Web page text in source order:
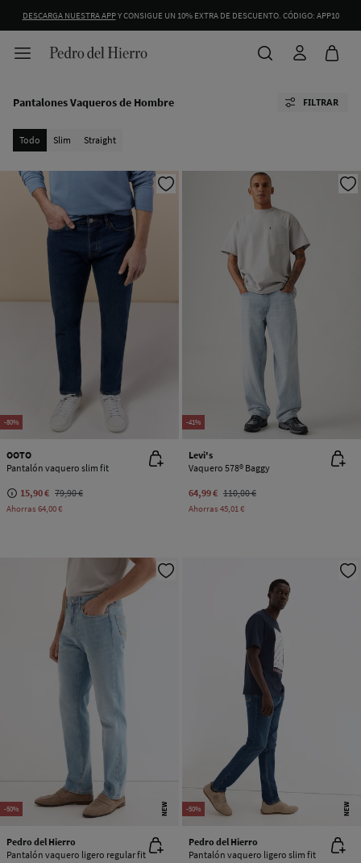
DESCARGA NUESTRA APPY CONSIGUE UN 10% EXTRA DE DESCUENTO. CÓDIGO: APP10
Pantalones Vaqueros de Hombre FILTRAR
Todo Slim Straight
-80%
OOTO
Pantalón vaquero slim fit
15,90 € 79,90 €
Ahorras 64,00 €
-41%
Levi's
Vaquero 578® Baggy
64,99 € 110,00 €
Ahorras 45,01 €
-50% NEW
Pedro del Hierro
Pantalón vaquero ligero regular fit
-50% NEW
Pedro del Hierro
Pantalón vaquero ligero slim fit